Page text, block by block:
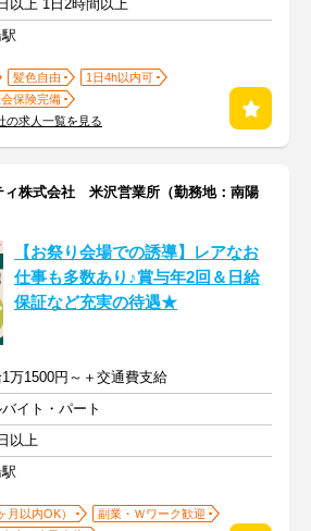
以上 1日2時間以上
髪色自由
1日4h以内可
保険完備
の求人一覧を見る
ィ株式会社 米沢営業所（勤務地：南陽
【お祭り会場での誘導】レアなお
仕事も多数あり♪賞与年2回＆日給
保証など充実の待遇★
1万1500円～＋交通費支給
イト・パート
以上
月以内OK）
副業・Ｗワーク歓迎